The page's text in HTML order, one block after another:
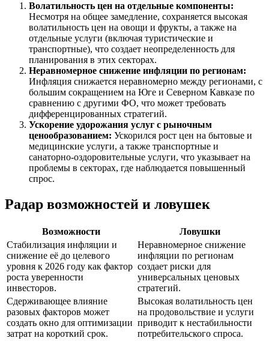
Волатильность цен на отдельные компоненты:
Несмотря на общее замедление, сохраняется высокая
волатильность цен на овощи и фрукты, а также на
отдельные услуги (включая туристические и
транспортные), что создает неопределенность для
планирования в этих секторах.
Неравномерное снижение инфляции по регионам:
Инфляция снижается неравномерно между регионами, с
большим сокращением на Юге и Северном Кавказе по
сравнению с другими ФО, что может требовать
дифференцированных стратегий.
Ускорение удорожания услуг с рыночным
ценообразованием: Ускорился рост цен на бытовые и
медицинские услуги, а также транспортные и
санаторно-оздоровительные услуги, что указывает на
проблемы в секторах, где наблюдается повышенный
спрос.
Радар возможностей и ловушек
Возможности
Ловушки
Стабилизация инфляции и
снижение её до целевого
уровня к 2026 году как фактор
роста уверенности
инвесторов.
Неравномерное снижение
инфляции по регионам
создает риски для
универсальных ценовых
стратегий.
Сдерживающее влияние
разовых факторов может
создать окно для оптимизации
затрат на короткий срок.
Высокая волатильность цен
на продовольствие и услуги
приводит к нестабильности
потребительского спроса.